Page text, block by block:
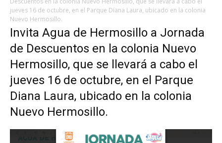
jueves 16 de octubre, en el Parque Diana Laura, ubicado en la colonia
Nuevo Hermosillo.
Invita Agua de Hermosillo a Jornada
de Descuentos en la colonia Nuevo
Hermosillo, que se llevará a cabo el
jueves 16 de octubre, en el Parque
Diana Laura, ubicado en la colonia
Nuevo Hermosillo.